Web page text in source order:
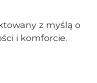
z myślą o
i komforcie.